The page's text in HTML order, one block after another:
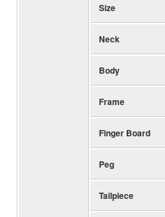
Size
Neck
Body
Frame
Finger Board
Peg
Tailpiece